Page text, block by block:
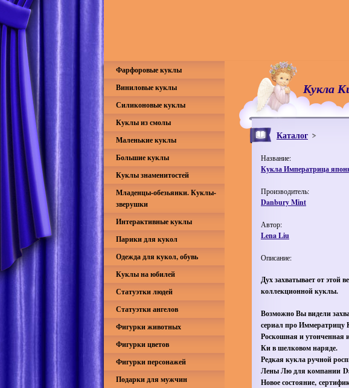
Кукла
Каталог
Название:
Кукла Императрица
Производитель:
Danbury Mint
Автор:
Lena Liu
Описание:
Дух захватывает от этой
коллекционной куклы.
Возможно Вы видели
сериал про Иммератрицу
Роскошная и утонченная
Ки в шелковом наряде.
Редкая кукла ручной
Лены Лю для компании
Новое состояние,
Фарфоровые куклы
Виниловые куклы
Силиконовые куклы
Куклы из смолы
Маленькие куклы
Большие куклы
Куклы знаменитостей
Младенцы-обезьянки. Куклы-
зверушки
Интерактивные куклы
Парики для кукол
Одежда для кукол, обувь
Куклы на юбилей
Статуэтки людей
Статуэтки ангелов
Фигурки животных
Фигурки цветов
Фигурки персонажей
Подарки для мужчин